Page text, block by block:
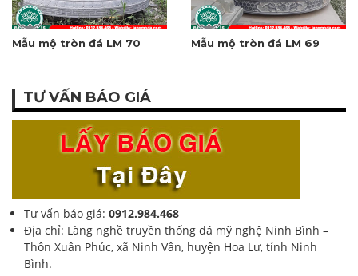
Mẫu mộ tròn đá LM 70 Mẫu mộ tròn đá LM 69
TƯ VẤN BÁO GIÁ
Tư vấn báo giá: 0912.984.468
Địa chỉ: Làng nghề truyền thống đá mỹ nghệ Ninh Bình –
Thôn Xuân Phúc, xã Ninh Vân, huyện Hoa Lư, tỉnh Ninh
Bình.